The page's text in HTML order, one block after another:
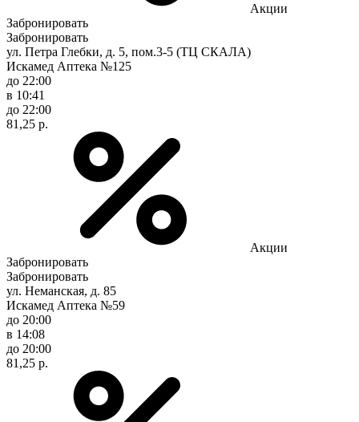
Акции
Забронировать
Забронировать
ул. Петра Глебки, д. 5, пом.3-5 (ТЦ СКАЛА)
Искамед Аптека №125
до 22:00
в 10:41
до 22:00
81,25 р.
Акции
Забронировать
Забронировать
ул. Неманская, д. 85
Искамед Аптека №59
до 20:00
в 14:08
до 20:00
81,25 р.